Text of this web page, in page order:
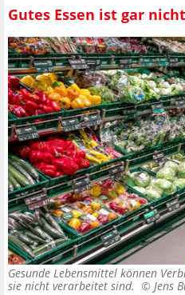
Gutes Essen ist gar
Gesunde Lebensmittel können
sie nicht verarbeitet sind. © Jens